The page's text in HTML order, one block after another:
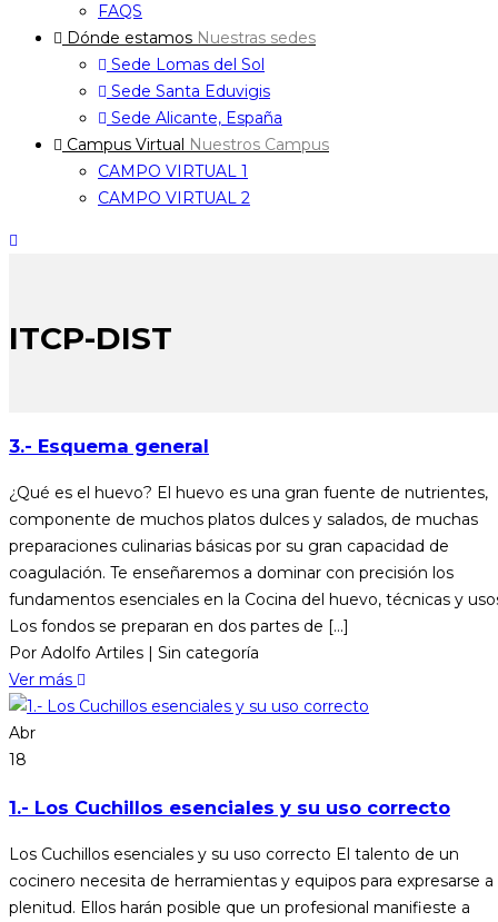
FAQS
Dónde estamos Nuestras sedes
Sede Lomas del Sol
Sede Santa Eduvigis
Sede Alicante, España
Campus Virtual Nuestros Campus
CAMPO VIRTUAL 1
CAMPO VIRTUAL 2
ITCP-DIST
3.- Esquema general
¿Qué es el huevo? El huevo es una gran fuente de nutrientes,
componente de muchos platos dulces y salados, de muchas
preparaciones culinarias básicas por su gran capacidad de
coagulación. Te enseñaremos a dominar con precisión los
fundamentos esenciales en la Cocina del huevo, técnicas y
Los fondos se preparan en dos partes de [...]
Por Adolfo Artiles | Sin categoría
Ver más
Abr
18
1.- Los Cuchillos esenciales y su uso correcto
Los Cuchillos esenciales y su uso correcto El talento de un
cocinero necesita de herramientas y equipos para expresarse a
plenitud. Ellos harán posible que un profesional manifieste a